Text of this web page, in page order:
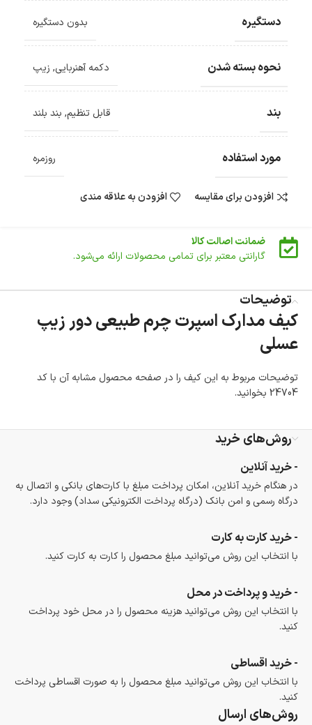
دستگیره بدون دستگیره
نحوه بسته شدن دکمه آهنربایی, زیپ
بند قابل تنظیم, بند بلند
مورد استفاده روزمره
افزودن برای مقایسه افزودن به علاقه مندی
ضمانت اصالت کالا
گارانتی معتبر برای تمامی محصولات ارائه می‌شود.
ارسال سریع و رایگان
سفارش‌های بیش از500 هزار تومان ، رایگان به سراسر کشور
امکان پرداخت در محل
در هنگام خرید محصول، امکان انتخاب پرداخت در محل
امکان پرداخت اقساطی
ضمانت اصالت کالا
گارانتی معتبر برای تمامی محصولات ارائه می‌شود.
توضیحات
کیف مدارک اسپرت چرم طبیعی دور زیپ
عسلی
توضیحات مربوط به این کیف را در صفحه محصول مشابه آن با کد
24704 بخوانید.
روش‌های خرید
- خرید آنلاین
در هنگام خرید آنلاین، امکان پرداخت مبلغ با کارت‌های بانکی و اتصال به
درگاه رسمی و امن بانک (درگاه پرداخت الکترونیکی سداد) وجود دارد.
- خرید کارت به کارت
با انتخاب این روش می‌توانید مبلغ محصول را کارت به کارت کنید.
- خرید و پرداخت در محل
با انتخاب این روش می‌توانید هزینه محصول را در محل خود پرداخت
کنید.
- خرید اقساطی
با انتخاب این روش می‌توانید مبلغ محصول را به صورت اقساطی پرداخت
کنید.
روش‌های ارسال